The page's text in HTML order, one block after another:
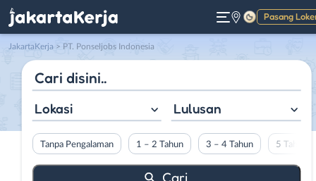
Pasang
Gelap
JakartaKerja > PT. Ponseljobs Indonesia
Lokasi Lulusan
Tanpa Pengalaman 1 – 2 Tahun 3 – 4 Tahun 5 Tahun